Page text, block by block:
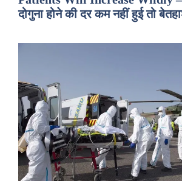
दोगुना होने की दर कम नहीं हुई तो